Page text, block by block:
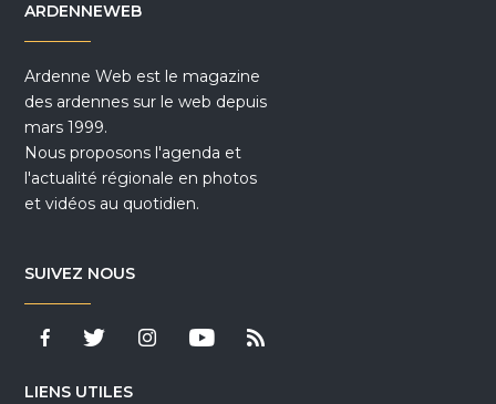
ARDENNEWEB
Ardenne Web est le magazine
des ardennes sur le web depuis
mars 1999.
Nous proposons l'agenda et
l'actualité régionale en photos
et vidéos au quotidien.
SUIVEZ NOUS
LIENS UTILES